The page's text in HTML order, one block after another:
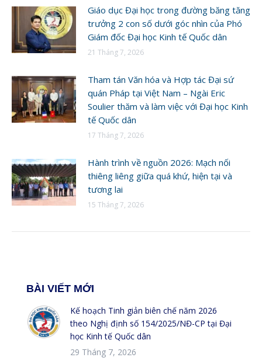
Giáo dục Đại học trong đường băng tăng
trưởng 2 con số dưới góc nhìn của Phó
Giám đốc Đại học Kinh tế Quốc dân
21 Tháng 7, 2026
Tham tán Văn hóa và Hợp tác Đại sứ
quán Pháp tại Việt Nam – Ngài Eric
Soulier thăm và làm việc với Đại học Kinh
tế Quốc dân
17 Tháng 7, 2026
Hành trình về nguồn 2026: Mạch nối
thiêng liêng giữa quá khứ, hiện tại và
tương lai
15 Tháng 7, 2026
BÀI VIẾT MỚI
Kế hoạch Tinh giản biên chế năm 2026
theo Nghị định số 154/2025/NĐ-CP tại Đại
học Kinh tế Quốc dân
29 Tháng 7, 2026